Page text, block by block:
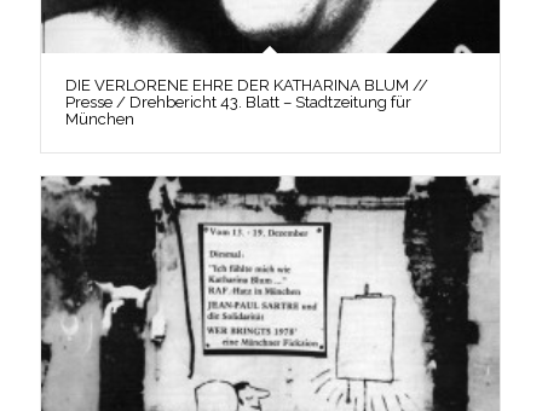
DIE VERLORENE EHRE DER KATHARINA BLUM //
Presse / Drehbericht 43. Blatt – Stadtzeitung für
München